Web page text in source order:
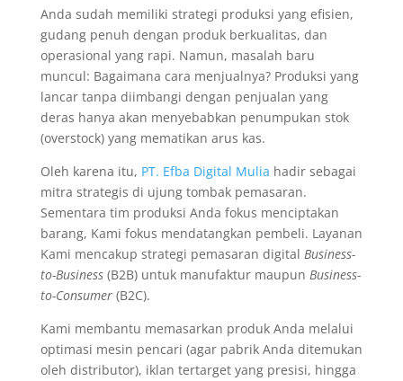
Anda sudah memiliki strategi produksi yang efisien,
gudang penuh dengan produk berkualitas, dan
operasional yang rapi. Namun, masalah baru
muncul: Bagaimana cara menjualnya? Produksi yang
lancar tanpa diimbangi dengan penjualan yang
deras hanya akan menyebabkan penumpukan stok
(overstock) yang mematikan arus kas.
Oleh karena itu, PT. Efba Digital Mulia hadir sebagai
mitra strategis di ujung tombak pemasaran.
Sementara tim produksi Anda fokus menciptakan
barang, Kami fokus mendatangkan pembeli. Layanan
Kami mencakup strategi pemasaran digital Business-
to-Business(B2B) untuk manufaktur maupun Business-
to-Consumer(B2C).
Kami membantu memasarkan produk Anda melalui
optimasi mesin pencari (agar pabrik Anda ditemukan
oleh distributor), iklan tertarget yang presisi, hingga